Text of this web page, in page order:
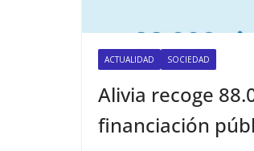
ACTUALIDAD SOCIEDAD
Alivia recoge
financiación